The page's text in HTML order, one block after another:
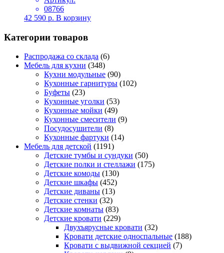
08766
42 590 р. В корзину
Категории товаров
Распродажа со склада (6)
Мебель для кухни (348)
Кухни модульные (90)
Кухонные гарнитуры (102)
Буфеты (23)
Кухонные уголки (53)
Кухонные мойки (49)
Кухонные смесители (9)
Посудосушители (8)
Кухонные фартуки (14)
Мебель для детской (1191)
Детские тумбы и сундуки (50)
Детские полки и стеллажи (175)
Детские комоды (130)
Детские шкафы (452)
Детские диваны (13)
Детские стенки (32)
Детские комнаты (83)
Детские кровати (229)
Двухъярусные кровати (32)
Кровати детские односпальные (188)
Кровати с выдвижной секцией (7)